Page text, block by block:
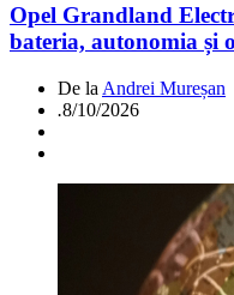
Opel Grandland
bateria, autonomia și
De la Andrei Mureșan
.8/10/2026